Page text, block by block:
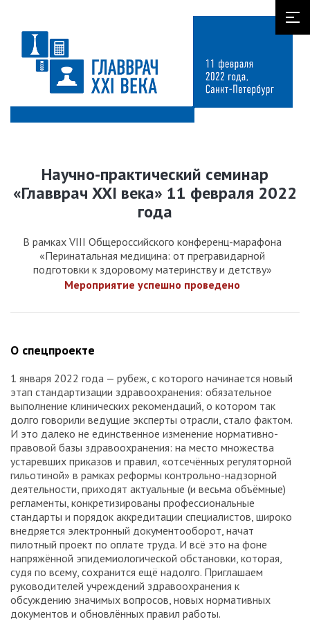
Научно-практический семинар
«Главврач XXI века» 11 февраля 2022
года
В рамках VIII Общероссийского конференц-марафона
«Перинатальная медицина: от прегравидарной
подготовки к здоровому материнству и детству»
Мероприятие успешно проведено
О спецпроекте
1 января 2022 года — рубеж, с которого начинается новый
этап стандартизации здравоохранения: обязательное
выполнение клинических рекомендаций, о котором так
долго говорили ведущие эксперты отрасли, стало фактом.
И это далеко не единственное изменение нормативно-
правовой базы здравоохранения: на место множества
устаревших приказов и правил, «отсечённых регуляторной
гильотиной» в рамках реформы контрольно-надзорной
деятельности, приходят актуальные (и весьма объёмные)
регламенты, конкретизированы профессиональные
стандарты и порядок аккредитации специалистов, широко
внедряется электронный документооборот, начат
пилотный проект по оплате труда. И всё это на фоне
напряжённой эпидемиологической обстановки, которая,
судя по всему, сохранится ещё надолго. Приглашаем
руководителей учреждений здравоохранения к
обсуждению значимых вопросов, новых нормативных
документов и обновлённых правил работы.